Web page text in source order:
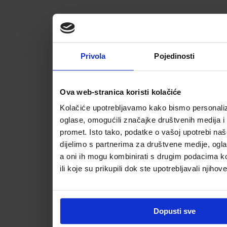
Privola Pojedinosti
Ova web-stranica koristi kolačiće
Kolačiće upotrebljavamo kako bismo
oglase, omogućili značajke društvenih medija i
promet. Isto tako, podatke o vašoj upotrebi
dijelimo s partnerima za društvene medije,
a oni ih mogu kombinirati s drugim podacima
ili koje su prikupili dok ste upotrebljavali
Dopusti sve